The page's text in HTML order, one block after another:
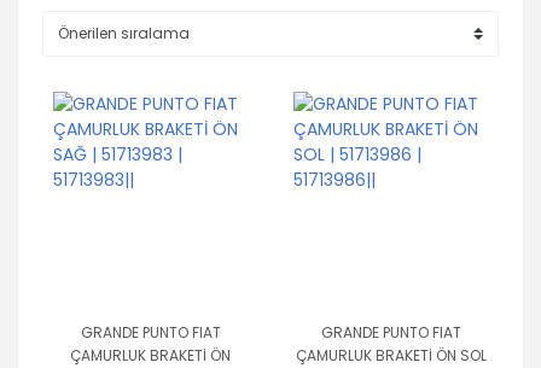
GRANDE PUNTO FIAT
ÇAMURLUK BRAKETİ ÖN
GRANDE PUNTO FIAT
ÇAMURLUK BRAKETİ ÖN SOL